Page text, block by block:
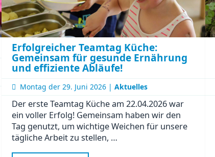
vielen
Perspektiven
Erfolgreicher Teamtag Küche:
Gemeinsam für gesunde Ernährung
und effiziente Abläufe!
Montag der 29. Juni 2026 | Aktuelles
Der erste Teamtag Küche am 22.04.2026 war
ein voller Erfolg! Gemeinsam haben wir den
Tag genutzt, um wichtige Weichen für unsere
tägliche Arbeit zu stellen, …